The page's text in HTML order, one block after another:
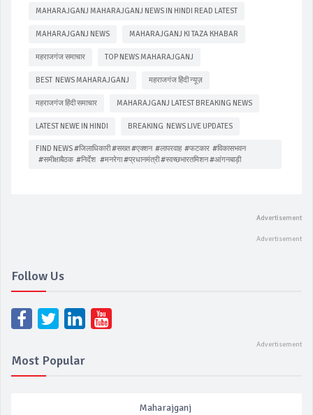
MAHARAJGANJ MAHARAJGANJ NEWS IN HINDI READ LATEST
MAHARAJGANJ NEWS MAHARAJGANJ KI TAZA KHABAR
महराजगंज समाचार TOP NEWS MAHARAJGANJ
BEST NEWS MAHARAJGANJ महराजगंज हिंदी न्यूज़
महराजगंज हिंदी समाचार MAHARAJGANJ LATEST BREAKING NEWS
LATEST NEWE IN HINDI BREAKING NEWS LIVE UPDATES
FIND NEWS #जिलाधिकारी #सख्त #एक्शन #लापरवाह #फटकार #विकासभवन
#समीक्षाबैठक #निर्देश #मनरेगा #प्रधानमंत्री #स्वच्छभारतमिशन #आंगनबाड़ी
Follow Us
Most Popular
Maharajganj